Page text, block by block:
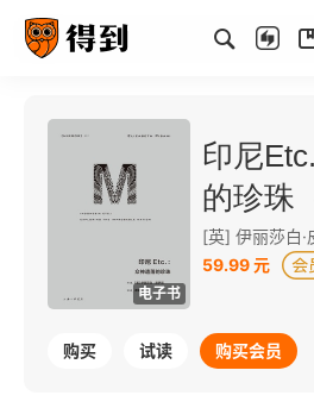
电子书
印尼
的珍珠
丛）
[英] 伊丽莎白·
59.99 元
购买 试读 购买会员